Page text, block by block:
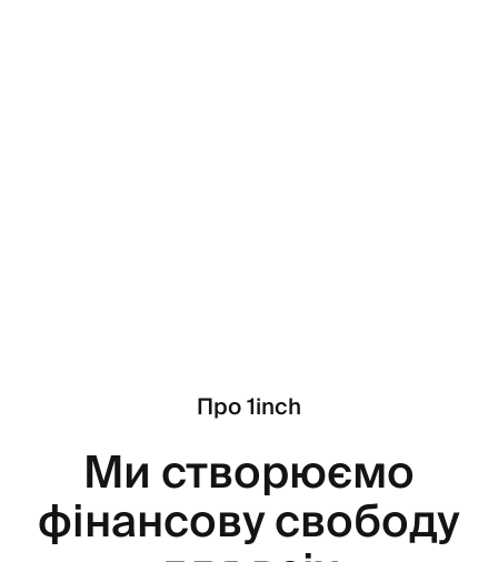
Про 1inch
Ми створюємо
фінансову свободу